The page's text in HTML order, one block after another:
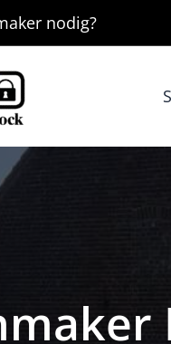
nodig?